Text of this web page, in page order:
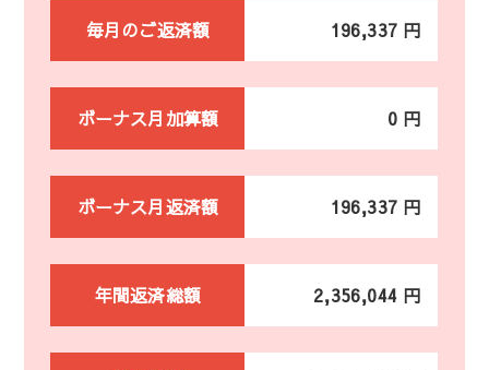
毎月のご返済額 196,337 円
ボーナス月加算額 0 円
ボーナス月返済額 196,337 円
年間返済総額 2,356,044 円